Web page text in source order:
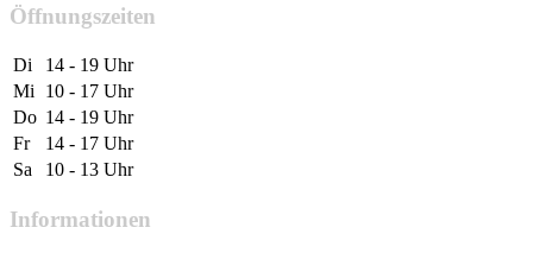
Öffnungszeiten
Di
14 - 19 Uhr
Mi
10 - 17 Uhr
Do 14 - 19 Uhr
Fr
14 - 17 Uhr
Sa
10 - 13 Uhr
Informationen